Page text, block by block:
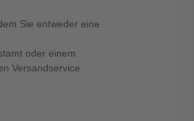
Sie entweder eine
oder einem
Versandservice